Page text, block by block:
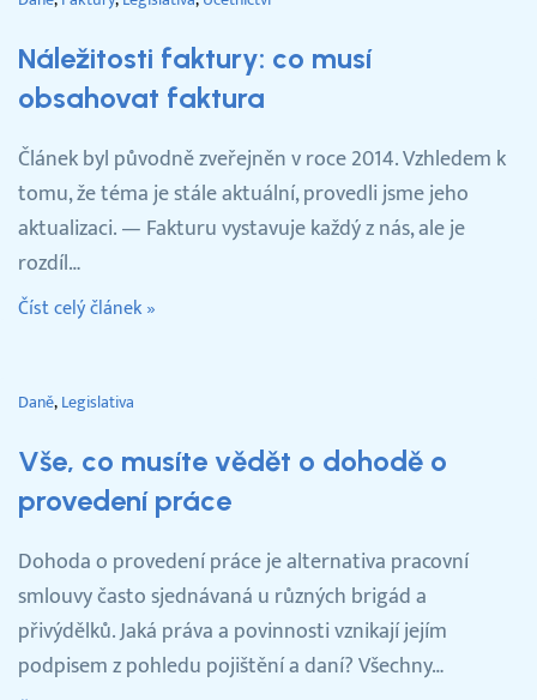
Náležitosti faktury: co musí
obsahovat faktura
Článek byl původně zveřejněn v roce 2014. Vzhledem k
tomu, že téma je stále aktuální, provedli jsme jeho
aktualizaci. — Fakturu vystavuje každý z nás, ale je
rozdíl…
Číst celý článek »
Daně Legislativa
Vše, co musíte vědět o dohodě o
provedení práce
Dohoda o provedení práce je alternativa pracovní
smlouvy často sjednávaná u různých brigád a
přivýdělků. Jaká práva a povinnosti vznikají jejím
podpisem z pohledu pojištění a daní? Všechny…